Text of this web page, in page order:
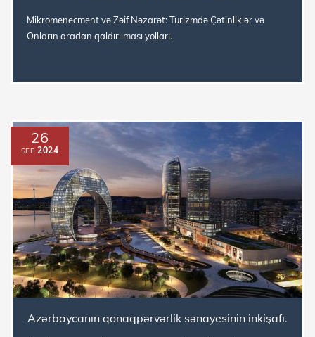
Mikromenecment və Zəif Nəzarət: Turizmdə Çətinliklər və
Onların aradan qaldırılması yolları.
Azərbaycanın qonaqpərvərlik sənayesinin inkişafı.
26
SEP 2024